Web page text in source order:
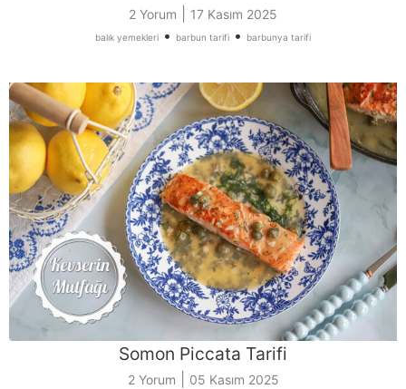
2 Yorum 17 Kasım 2025
balık yemekleri • barbun tarifi • barbunya tarifi
Somon Piccata Tarifi
2 Yorum 05 Kasım 2025